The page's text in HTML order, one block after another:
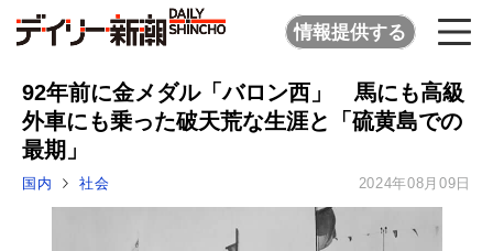
情報提供する
92年前に金メダル「バロン西」 馬にも高級
外車にも乗った破天荒な生涯と「硫黄島での
最期」
国内 社会 2024年08月09日